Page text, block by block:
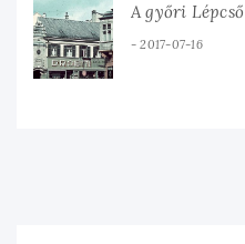
A győri
2017-07-16